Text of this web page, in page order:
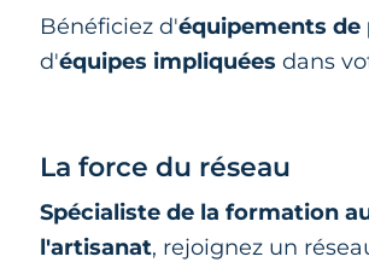
Bénéficiez d'équipements de
d'équipes impliquées dans
La force du réseau
Spécialiste de la formation
l'artisanat, rejoignez un